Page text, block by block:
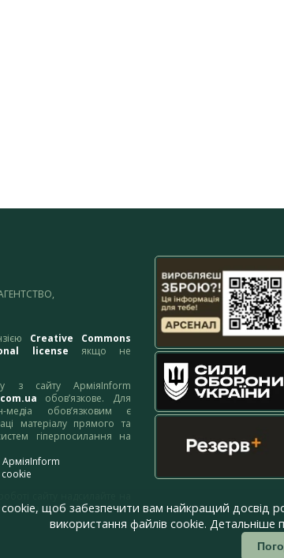
Creative Commons
license якщо не
з сайту АрміяInform
обов’язкове. Для
медіа обов’язковим є
матеріалу прямого та
гіперпосилання на
АрміяInform
cookie
щоб забезпечити вам найкращий досвід
використання файлів cookie. Детальніше